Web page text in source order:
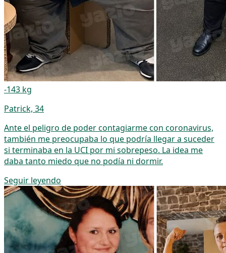
-143 kg
Patrick, 34
Ante el peligro de poder contagiarme con coronavirus,
también me preocupaba lo que podría llegar a suceder
si terminaba en la UCI por mi sobrepeso. La idea me
daba tanto miedo que no podía ni dormir.
Seguir leyendo